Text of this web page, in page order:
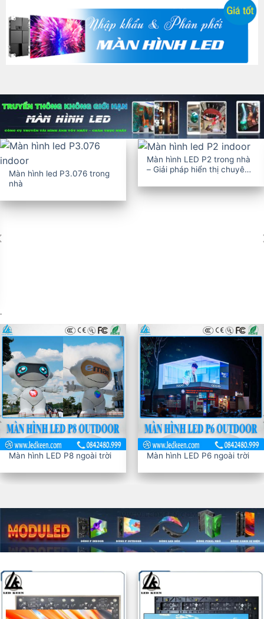
Màn hình led P3.076 trong
nhà
Màn hình LED P2 trong nhà
– Giải pháp hiển thị chuyên
.
hình LED P8 ngoài trời Màn hình LED P6 ngoài trời